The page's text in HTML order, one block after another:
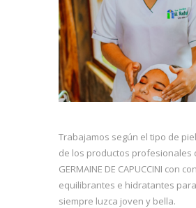
GALERÍA
RESERVACIONES
CONTÁCTANOS
ENGLISH
Trabajamos según el tipo de
de los productos profesionales
GERMAINE DE CAPUCCINI con
equilibrantes e hidratantes
siempre luzca joven y bella.